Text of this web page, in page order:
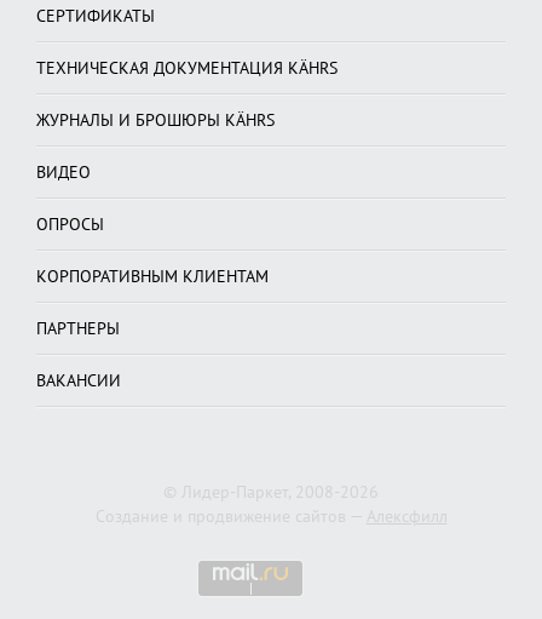
СЕРТИФИКАТЫ
ТЕХНИЧЕСКАЯ ДОКУМЕНТАЦИЯ KÄHRS
ЖУРНАЛЫ И БРОШЮРЫ KÄHRS
ВИДЕО
ОПРОСЫ
КОРПОРАТИВНЫМ КЛИЕНТАМ
ПАРТНЕРЫ
ВАКАНСИИ
© Лидер-Паркет, 2008-2026
Создание и продвижение сайтов — Алексфилл